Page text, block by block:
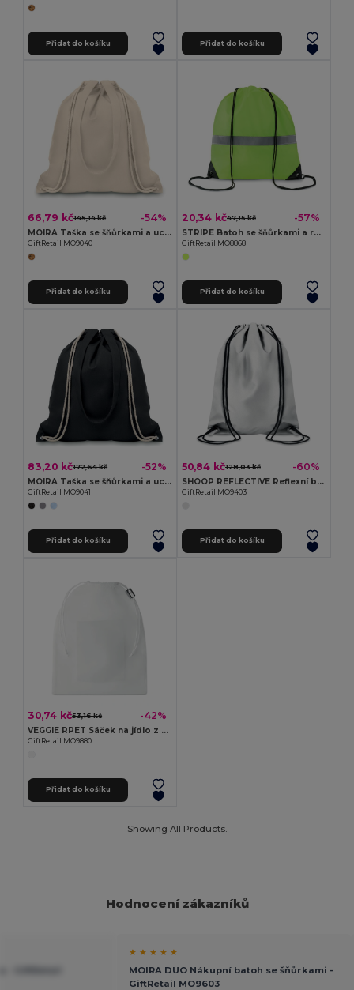
Přidat do košíku Přidat do košíku
66,79 kč145,14 kč -54%
MOIRA Taška se šňůrkami a uchy
GiftRetail MO9040
Přidat do košíku
20,34 kč47,15 kč -57%
STRIPE Batoh se šňůrkami a reflexním
GiftRetail MO8868
Přidat do košíku
83,20 kč172,64 kč -52%
MOIRA Taška se šňůrkami a uchy
GiftRetail MO9041
Přidat do košíku
50,84 kč128,03 kč -60%
SHOOP REFLECTIVE Reflexní batoh
GiftRetail MO9403
Přidat do košíku
30,74 kč53,16 kč -42%
VEGGIE RPET Sáček na jídlo z RPET
GiftRetail MO9880
Přidat do košíku
Showing All Products.
Hodnocení zákazníků
★ ★ ★ ★ ★
MOIRA DUO Nákupní batoh se šňůrkami -
GiftRetail MO9603